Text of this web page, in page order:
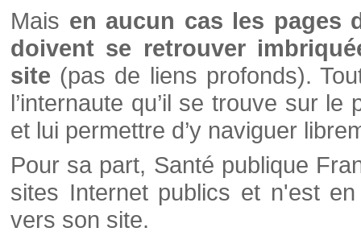
Mais en aucun cas les pages
doivent se retrouver
site (pas de liens profonds).
l’internaute qu’il se trouve sur
et lui permettre d’y naviguer
Pour sa part, Santé publique
sites Internet publics et n'est
vers son site.